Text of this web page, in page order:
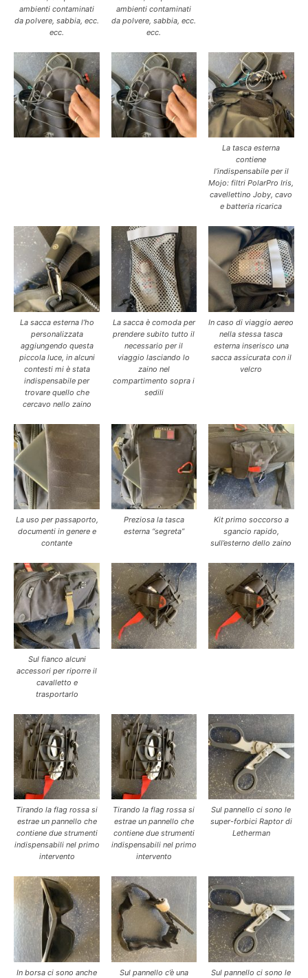
ambienti contaminati
da polvere, sabbia, ecc.
ecc.
ambienti contaminati
da polvere, sabbia, ecc.
ecc.
La tasca esterna
contiene
l’indispensabile per il
Mojo: filtri PolarPro Iris,
cavellettino Joby, cavo
e batteria ricarica
La sacca esterna l’ho
personalizzata
aggiungendo questa
piccola luce, in alcuni
contesti mi è stata
indispensabile per
trovare quello che
cercavo nello zaino
La sacca è comoda per
prendere subito tutto il
necessario per il
viaggio lasciando lo
zaino nel
compartimento sopra i
sedili
In caso di viaggio aereo
nella stessa tasca
esterna inserisco una
sacca assicurata con il
velcro
La uso per passaporto,
documenti in genere e
contante
Preziosa la tasca
esterna “segreta”
Kit primo soccorso a
sgancio rapido,
sull’esterno dello zaino
Sul fianco alcuni
accessori per riporre il
cavalletto e
trasportarlo
Tirando la flag rossa si
estrae un pannello che
contiene due strumenti
indispensabili nel primo
intervento
Tirando la flag rossa si
estrae un pannello che
contiene due strumenti
indispensabili nel primo
intervento
Sul pannello ci sono le
super-forbici Raptor di
Letherman
In borsa ci sono anche
Sul pannello c’è una
Sul pannello ci sono le